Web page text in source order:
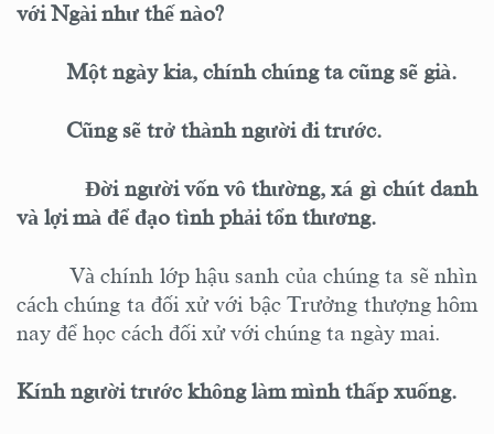
với Ngài như thế nào?
Một ngày kia, chính chúng ta cũng sẽ già.
Cũng sẽ trở thành người đi trước.
Đời người vốn vô thường, xá gì chút danh
và lợi mà để đạo tình phải tổn thương.
Và chính lớp hậu sanh của chúng ta sẽ nhìn
cách chúng ta đối xử với bậc Trưởng thượng hôm
nay để học cách đối xử với chúng ta ngày mai.
Kính người trước không làm mình thấp xuống.